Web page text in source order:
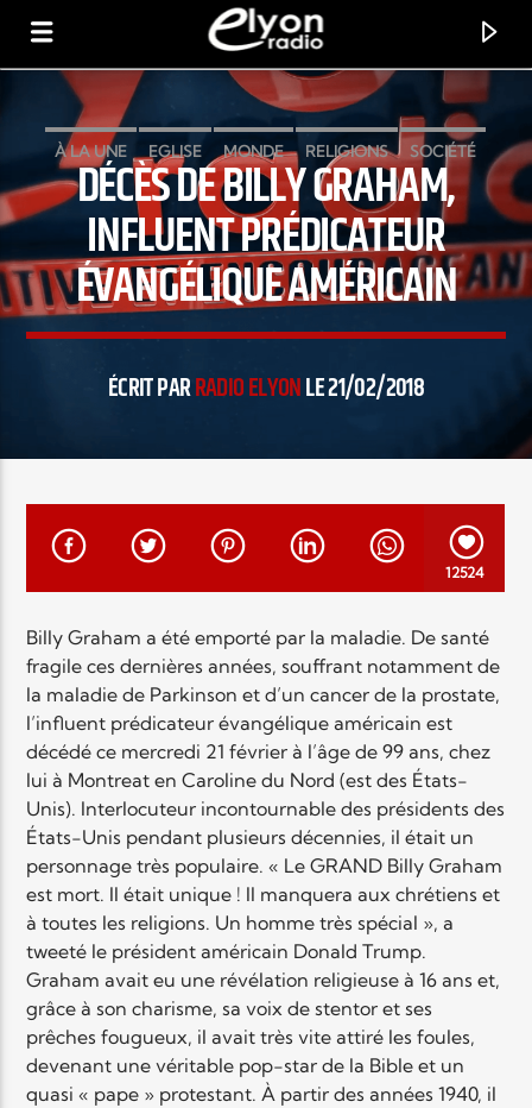
RADIO ELYON
POSITIVE ET ENCOURAGEANTE !
EN CE MOMENT
TITRE
ARTISTE
Radio Elyon
Elyon Rhema
Elyon Hits
À LA UNE EGLISE MONDE RELIGIONS SOCIÉTÉ
DÉCÈS DE BILLY GRAHAM,
INFLUENT PRÉDICATEUR
ÉVANGÉLIQUE AMÉRICAIN
ÉCRIT PARRADIO ELYONLE 21/02/2018
12524
Billy Graham a été emporté par la maladie. De santé
fragile ces dernières années, souffrant notamment de
la maladie de Parkinson et d’un cancer de la prostate,
l’influent prédicateur évangélique américain est
décédé ce mercredi 21 février à l’âge de 99 ans, chez
lui à Montreat en Caroline du Nord (est des États-
Unis). Interlocuteur incontournable des présidents des
États-Unis pendant plusieurs décennies, il était un
personnage très populaire. « Le GRAND Billy Graham
est mort. Il était unique ! Il manquera aux chrétiens et
à toutes les religions. Un homme très spécial », a
tweeté le président américain Donald Trump.
Graham avait eu une révélation religieuse à 16 ans et,
grâce à son charisme, sa voix de stentor et ses
prêches fougueux, il avait très vite attiré les foules,
devenant une véritable pop-star de la Bible et un
quasi « pape » protestant. À partir des années 1940, il